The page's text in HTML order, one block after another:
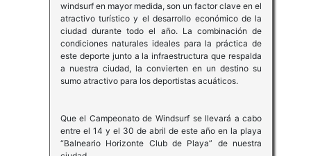
windsurf en mayor medida, son un factor clave en el
atractivo turístico y el desarrollo económico de la
ciudad durante todo el año. La combinación de
condiciones naturales ideales para la práctica de
este deporte junto a la infraestructura que respalda
a nuestra ciudad, la convierten en un destino su
sumo atractivo para los deportistas acuáticos.
Que el Campeonato de Windsurf se llevará a cabo
entre el 14 y el 30 de abril de este año en la playa
“Balneario Horizonte Club de Playa” de nuestra